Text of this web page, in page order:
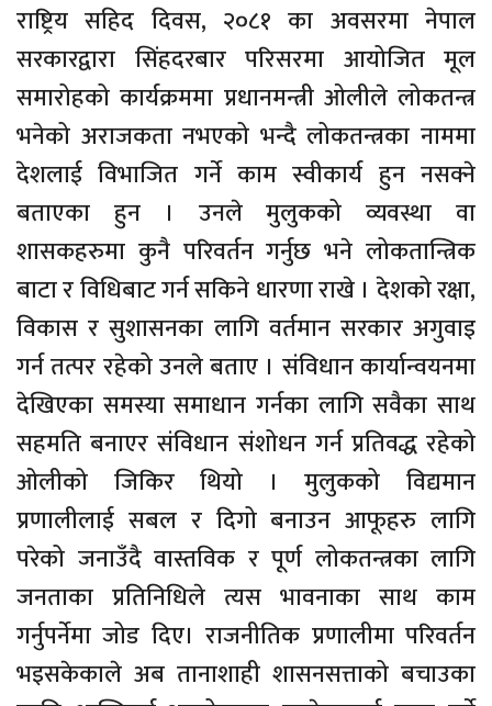
राष्ट्रिय सहिद दिवस, २०८१ का अवसरमा नेपाल
सरकारद्वारा सिंहदरबार परिसरमा आयोजित मूल
समारोहको कार्यक्रममा प्रधानमन्त्री ओलीले लोकतन्त्र
भनेको अराजकता नभएको भन्दै लोकतन्त्रका नाममा
देशलाई विभाजित गर्ने काम स्वीकार्य हुन नसक्ने
बताएका हुन । उनले मुलुकको व्यवस्था वा
शासकहरुमा कुनै परिवर्तन गर्नुछ भने लोकतान्त्रिक
बाटा र विधिबाट गर्न सकिने धारणा राखे । देशको रक्षा,
विकास र सुशासनका लागि वर्तमान सरकार अगुवाइ
गर्न तत्पर रहेको उनले बताए । संविधान कार्यान्वयनमा
देखिएका समस्या समाधान गर्नका लागि सवैका साथ
सहमति बनाएर संविधान संशोधन गर्न प्रतिवद्ध रहेको
ओलीको जिकिर थियो । मुलुकको विद्यमान
प्रणालीलाई सबल र दिगो बनाउन आफूहरु लागि
परेको जनाउँदै वास्तविक र पूर्ण लोकतन्त्रका लागि
जनताका प्रतिनिधिले त्यस भावनाका साथ काम
गर्नुपर्नेमा जोड दिए। राजनीतिक प्रणालीमा परिवर्तन
भइसकेकाले अब तानाशाही शासनसत्ताको बचाउका